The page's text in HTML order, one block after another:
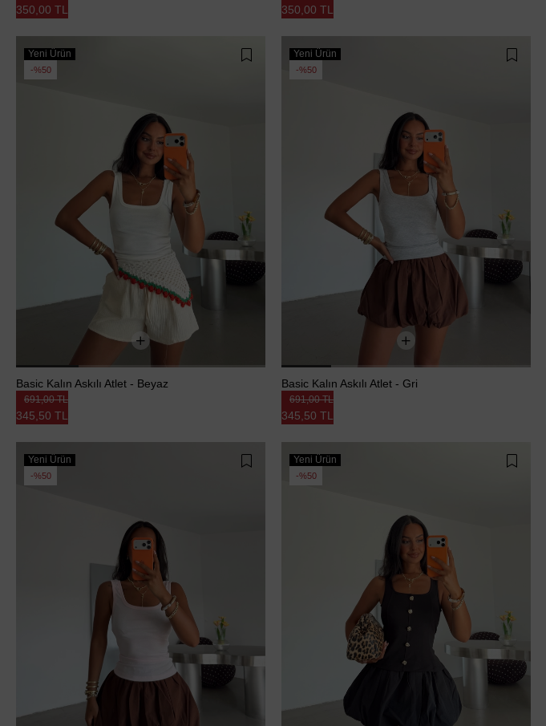
350,00 TL 350,00 TL
Yeni Ürün
%50
Basic Kalın Askılı Atlet - Beyaz
345,50 TL
691,00 TL
Yeni Ürün
%50
Basic Kalın Askılı Atlet - Gri
345,50 TL
691,00 TL
Yeni Ürün
%50
Yeni Ürün
%50